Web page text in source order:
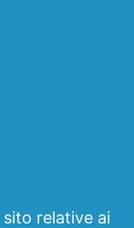
relative ai